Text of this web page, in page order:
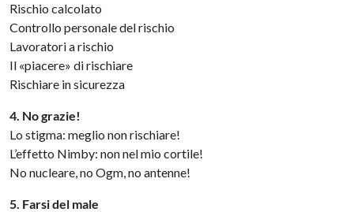
Rischio calcolato
Controllo personale del rischio
Lavoratori a rischio
Il «piacere» di rischiare
Rischiare in sicurezza
4. No grazie!
Lo stigma: meglio non rischiare!
L’effetto Nimby: non nel mio cortile!
No nucleare, no Ogm, no antenne!
5. Farsi del male